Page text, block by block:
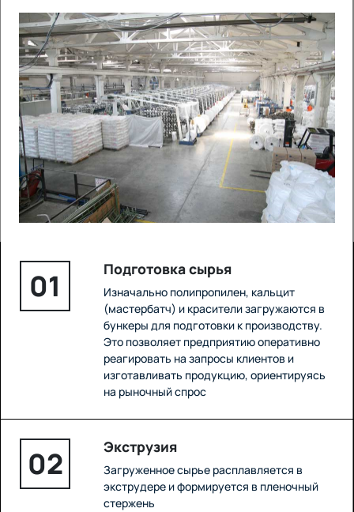
01 Подготовка сырья
Изначально полипропилен, кальцит
(мастербатч) и красители загружаются в
бункеры для подготовки к производству.
Это позволяет предприятию оперативно
реагировать на запросы клиентов и
изготавливать продукцию, ориентируясь
на рыночный спрос
02 Экструзия
Загруженное сырье расплавляется в
экструдере и формируется в пленочный
стержень